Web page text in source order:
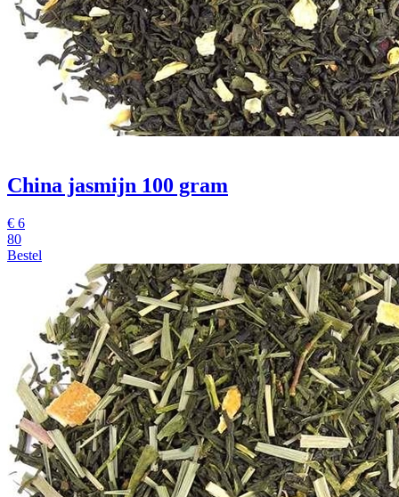
China jasmijn 100 gram
€ 6
80
Bestel